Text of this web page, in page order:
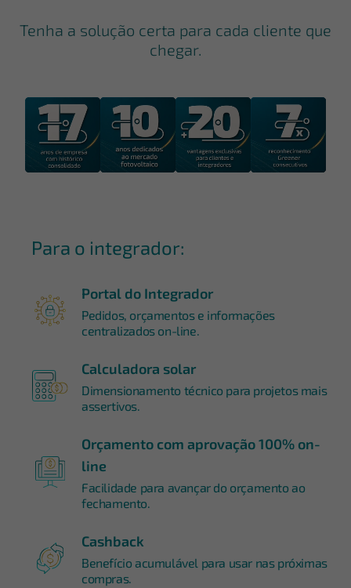
Tenha a solução certa para cada cliente que
chegar.
Para o integrador:
Portal do Integrador
Pedidos, orçamentos e informações
centralizados on-line.
Calculadora solar
Dimensionamento técnico para projetos mais
assertivos.
Orçamento com aprovação 100% on-
line
Facilidade para avançar do orçamento ao
fechamento.
Cashback
Benefício acumulável para usar nas próximas
compras.